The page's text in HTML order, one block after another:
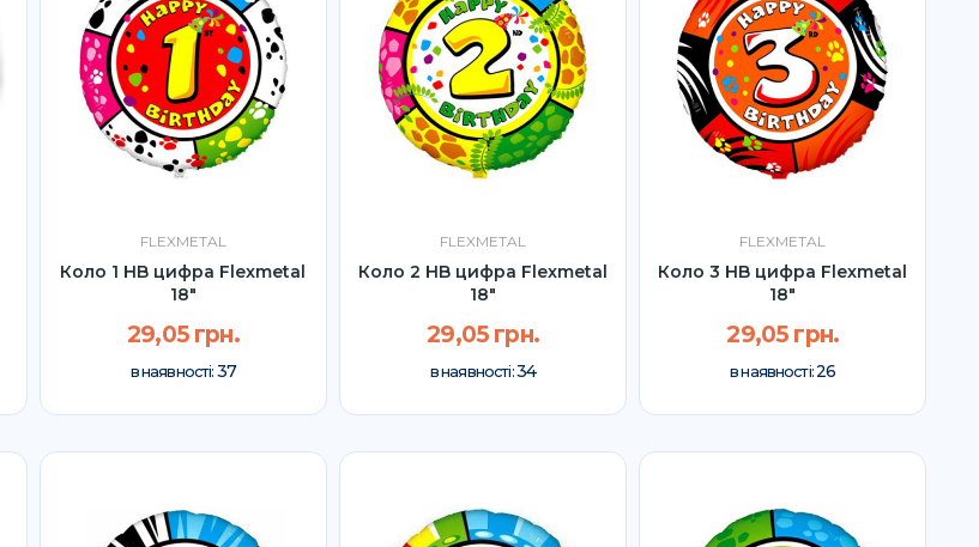
FLEXMETAL
Коло 1 HB цифра Flexmetal
18"
29,05 грн.
в наявності: 37
FLEXMETAL
Коло 2 HB цифра Flexmetal
18"
29,05 грн.
в наявності:34
FLEXMETAL
Коло 3 HB цифра Flexmetal
18"
29,05 грн.
в наявності:26